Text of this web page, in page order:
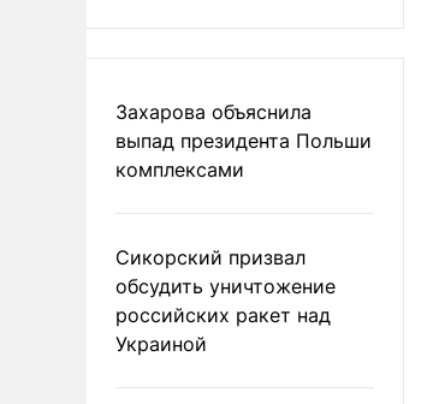
Захарова объяснила
выпад президента Польши
комплексами
Сикорский призвал
обсудить уничтожение
российских ракет над
Украиной